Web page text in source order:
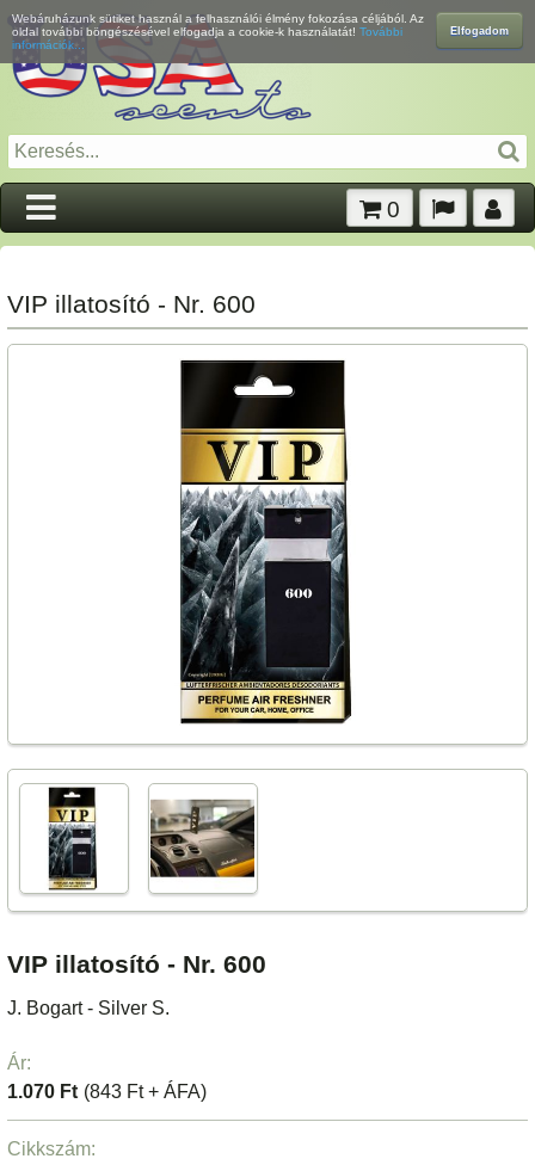
Elfogadom
Webáruházunk sütiket használ a felhasználói élmény fokozása céljából. Az
oldal további böngészésével elfogadja a cookie-k használatát! További
információk...
0
VIP illatosító - Nr. 600
VIP illatosító - Nr. 600
J. Bogart - Silver S.
Ár:
1.070 Ft (843 Ft + ÁFA)
Cikkszám: